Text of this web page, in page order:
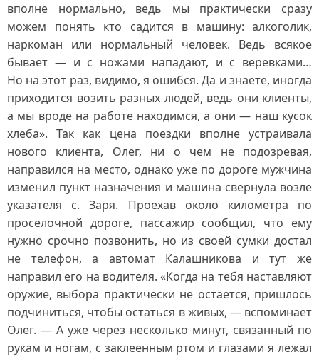
вполне нормально, ведь мы практически сразу
можем понять кто садится в машину: алкоголик,
наркоман или нормальный человек. Ведь всякое
бывает — и с ножами нападают, и с веревками…
Но на этот раз, видимо, я ошибся. Да и знаете, иногда
приходится возить разных людей, ведь они клиенты,
а мы вроде на работе находимся, а они — наш кусок
хлеба». Так как цена поездки вполне устраивала
нового клиента, Олег, ни о чем не подозревая,
направился на место, однако уже по дороге мужчина
изменил пункт назначения и машина свернула возле
указателя с. Заря. Проехав около километра по
проселочной дороге, пассажир сообщил, что ему
нужно срочно позвонить, но из своей сумки достал
не телефон, а автомат Калашникова и тут же
направил его на водителя. «Когда на тебя наставляют
оружие, выбора практически не остается, пришлось
подчиниться, чтобы остаться в живых, — вспоминает
Олег. — А уже через несколько минут, связанный по
рукам и ногам, с заклеенным ртом и глазами я лежал